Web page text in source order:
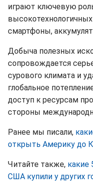
играют ключевую
смартфоны,
Добыча полезных
сопровождается
сурового климата и
глобальное
доступ к ресурсам
стороны
Ранее мы писали,
открыть Америку до
Читайте также, какие
США купили у других